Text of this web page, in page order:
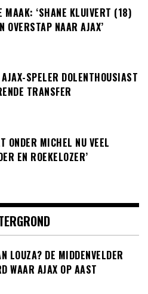
MAAK: ‘SHANE KLUIVERT (18)
OVERSTAP NAAR AJAX’
SPELER DOLENTHOUSIAST
TRANSFER
ONDER MICHEL NU VEEL
EN ROEKELOZER’
LOUZA? DE MIDDENVELDER
WAAR AJAX OP AAST